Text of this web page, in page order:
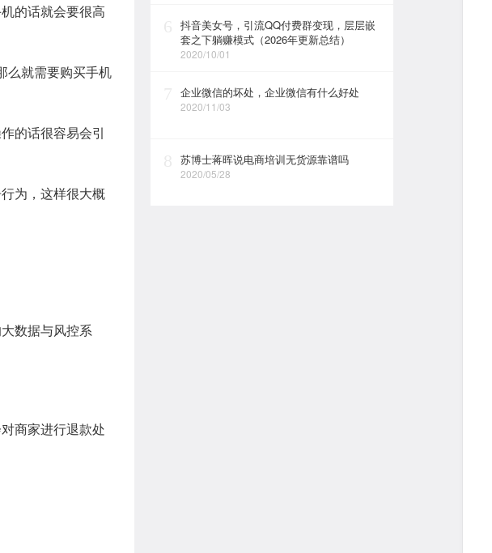
的话就会要很高
么就需要购买手机
的话很容易会引
为，这样很大概
数据与风控系
商家进行退款处
抖音美女号，引流QQ付费群变现，层层嵌
套之下躺赚模式（2026年更新总结）
2020/10/01
企业微信的坏处，企业微信有什么好处
2020/11/03
苏博士蒋晖说电商培训无货源靠谱吗
2020/05/28